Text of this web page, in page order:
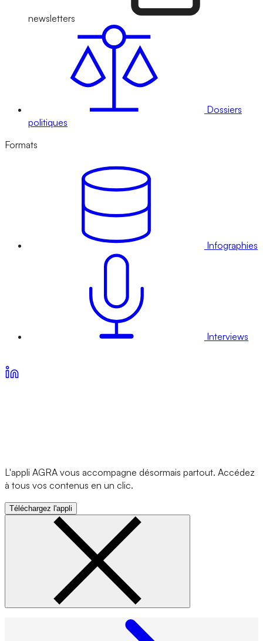
newsletters
Dossiers
politiques
Formats
Infographies
Interviews
L'appli AGRA vous accompagne désormais partout. Accédez
à tous vos contenus en un clic.
Téléchargez l'appli